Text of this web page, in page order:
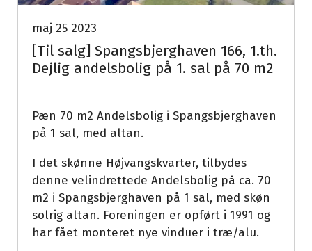
maj 25 2023
[Til salg] Spangsbjerghaven 166, 1.th.
Dejlig andelsbolig på 1. sal på 70 m2
Pæn 70 m2 Andelsbolig i Spangsbjerghaven
på 1 sal, med altan.
I det skønne Højvangskvarter, tilbydes
denne velindrettede Andelsbolig på ca. 70
m2 i Spangsbjerghaven på 1 sal, med skøn
solrig altan. Foreningen er opført i 1991 og
har fået monteret nye vinduer i træ/alu.